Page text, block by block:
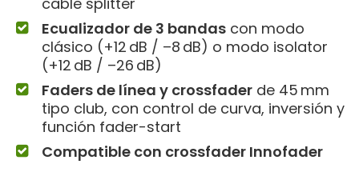
Ecualizador de 3 bandas con modo
clásico (+12 dB / –8 dB) o modo isolator
(+12 dB / –26 dB)
Faders de línea y crossfader de 45 mm
tipo club, con control de curva, inversión y
función fader-start
Compatible con crossfader Innofader